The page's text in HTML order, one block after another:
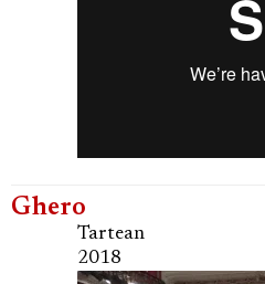
Ghero
Tartean
2018